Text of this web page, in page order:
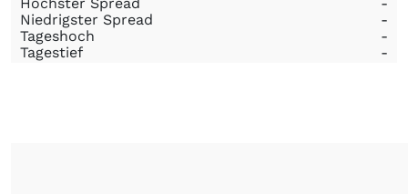
Niedrigster Spread
-
Tageshoch
-
Tagestief
-